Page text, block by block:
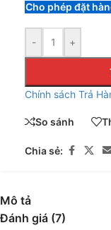
Cho phép đặt
- +
Chính sách Trả
So sánh
Chia sẻ:
Mô tả
Đánh giá (7)